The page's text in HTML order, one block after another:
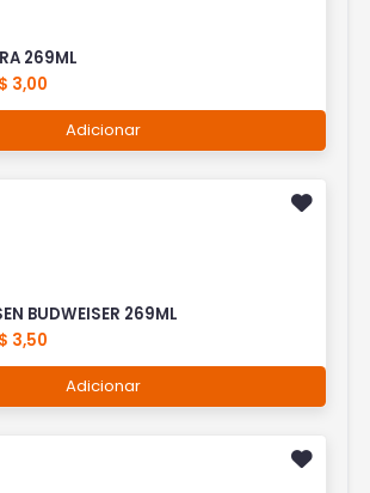
269ML
3,00
Adicionar
BUDWEISER 269ML
3,50
Adicionar